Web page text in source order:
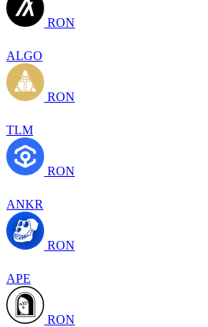
RON
ALGO
RON
TLM
RON
ANKR
RON
APE
RON